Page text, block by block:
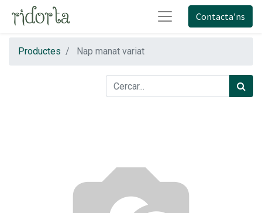
Contacta'ns
Productes Nap manat variat